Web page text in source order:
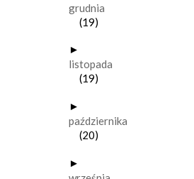
grudnia
(19)
►
listopada
(19)
►
października
(20)
►